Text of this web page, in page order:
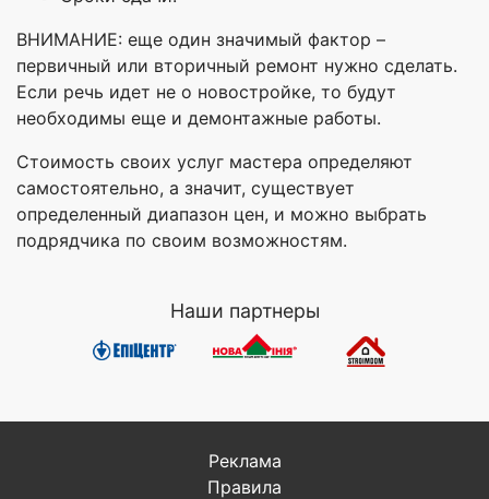
ВНИМАНИЕ: еще один значимый фактор –
первичный или вторичный ремонт нужно сделать.
Если речь идет не о новостройке, то будут
необходимы еще и демонтажные работы.
Стоимость своих услуг мастера определяют
самостоятельно, а значит, существует
определенный диапазон цен, и можно выбрать
подрядчика по своим возможностям.
Наши партнеры
Реклама
Правила